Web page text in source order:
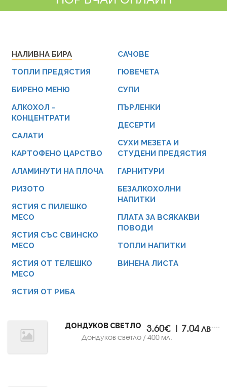
НАЛИВНА БИРА
ТОПЛИ ПРЕДЯСТИЯ
БИРЕНО МЕНЮ
АЛКОХОЛ -
КОНЦЕНТРАТИ
САЛАТИ
КАРТОФЕНО ЦАРСТВО
АЛАМИНУТИ НА ПЛОЧА
РИЗОТО
ЯСТИЯ С ПИЛЕШКО
МЕСО
ЯСТИЯ СЪС СВИНСКО
МЕСО
ЯСТИЯ ОТ ТЕЛЕШКО
МЕСО
ЯСТИЯ ОТ РИБА
САЧОВЕ
ГЮВЕЧЕТА
СУПИ
ПЪРЛЕНКИ
ДЕСЕРТИ
СУХИ МЕЗЕТА И
СТУДЕНИ ПРЕДЯСТИЯ
ГАРНИТУРИ
БЕЗАЛКОХОЛНИ
НАПИТКИ
ПЛАТА ЗА ВСЯКАКВИ
ПОВОДИ
ТОПЛИ НАПИТКИ
ВИНЕНА ЛИСТА
ДОНДУКОВ СВЕТЛО
Дондуков светло / 400 мл.
3.60€ | 7.04 лв